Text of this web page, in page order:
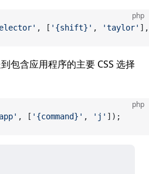
php
, [ '{shift}' , 'taylor'
包含应用程序的主要 CSS 选择
php
, [ '{command}' , 'j' ]);